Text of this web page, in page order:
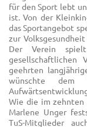
für den Sport lebt
ist. Von der
das Sportangebot
zur
Der Verein
gesellschaftlichen
geehrten
wünschte
Wie die im zehnten
Marlene Unger
TuS-Mitglieder